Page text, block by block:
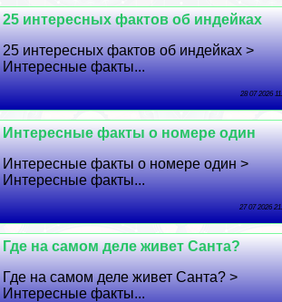
25 интересных фактов об индейках
25 интересных фактов об индейках >
Интересные факты...
28 07 2026
Интересные факты о номере один
Интересные факты о номере один >
Интересные факты...
27 07 2026
Где на самом деле живет Санта?
Где на самом деле живет Санта? >
Интересные факты...